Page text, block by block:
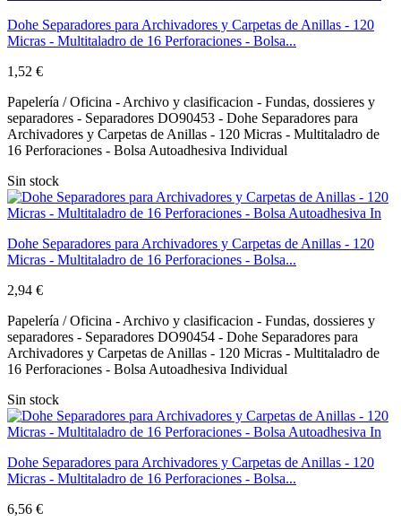
Dohe Separadores para Archivadores y Carpetas de Anillas - 120
Micras - Multitaladro de 16 Perforaciones - Bolsa...
1,52 €
Papelería / Oficina - Archivo y clasificacion - Fundas, dossieres y
separadores - Separadores DO90453 - Dohe Separadores para
Archivadores y Carpetas de Anillas - 120 Micras - Multitaladro de
16 Perforaciones - Bolsa Autoadhesiva Individual
Sin stock
Dohe Separadores para Archivadores y Carpetas de Anillas - 120
Micras - Multitaladro de 16 Perforaciones - Bolsa...
2,94 €
Papelería / Oficina - Archivo y clasificacion - Fundas, dossieres y
separadores - Separadores DO90454 - Dohe Separadores para
Archivadores y Carpetas de Anillas - 120 Micras - Multitaladro de
16 Perforaciones - Bolsa Autoadhesiva Individual
Sin stock
Dohe Separadores para Archivadores y Carpetas de Anillas - 120
Micras - Multitaladro de 16 Perforaciones - Bolsa...
6,56 €